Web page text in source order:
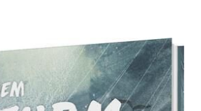
um die Wette